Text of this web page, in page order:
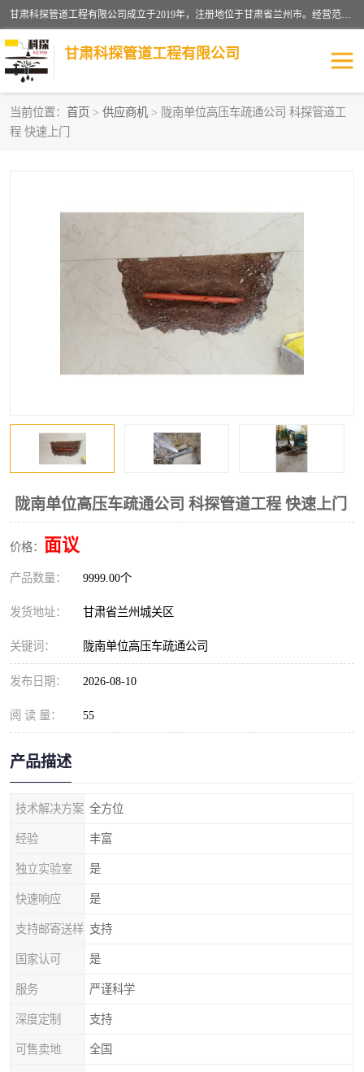
甘肃科探管道工程有限公司成立于2019年，注册地位于甘肃省兰州市。经营范围包括管道安装、清洗、疏通、维修、检测，防水工程，工程钻孔，化粪池清理，暖气安装，给排水管道安装维修，室内外管道如消防、供水、供热管道漏水检测定位，室内外防水堵漏等。
甘肃科探管道工程有限公司
当前位置： 首页 > 供应商机 > 陇南单位高压车疏通公司 科探管道工
程 快速上门
陇南单位高压车疏通公司 科探管道工程 快速上门
价格： 面议
产品数量： 9999.00个
发货地址： 甘肃省兰州城关区
关键词： 陇南单位高压车疏通公司
发布日期： 2026-08-10
阅 读 量： 55
产品描述
技术解决方案 全方位
经验 丰富
独立实验室 是
快速响应 是
支持邮寄送样 支持
国家认可 是
服务 严谨科学
深度定制 支持
可售卖地 全国
管道安装维修
自来水管漏水 管道疏通